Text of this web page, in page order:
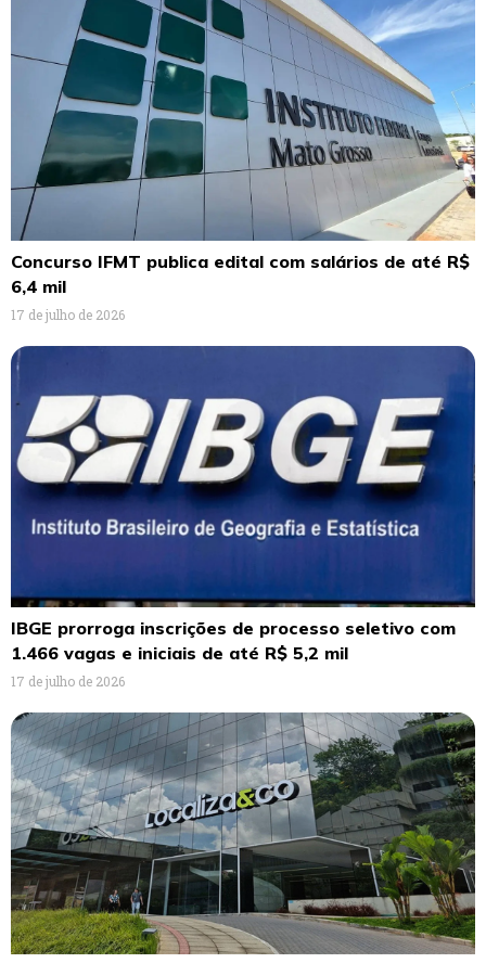
Concurso IFMT publica edital com salários de até R$
6,4 mil
17 de julho de 2026
IBGE prorroga inscrições de processo seletivo com
1.466 vagas e iniciais de até R$ 5,2 mil
17 de julho de 2026